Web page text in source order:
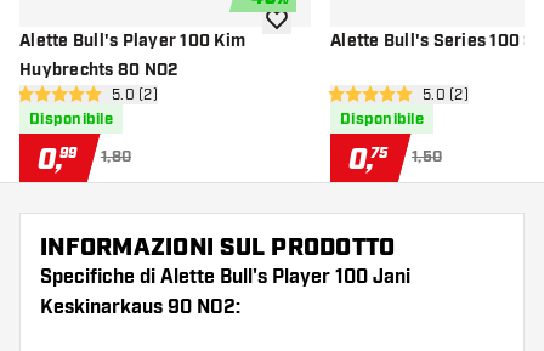
Alette Bull's Player 100 Kim
Huybrechts 80 NO2
apri pannello recensioni
5 stelle di valutazione
5.0 (2)
Disponibile
0,99 1,80
aggiungi alla lista dei desideri
Alette Bull's Series 100
apri pannello
5 stelle di valutazione
5.0 (2)
Disponibile
0,75 1,50
INFORMAZIONI SUL PRODOTTO
Specifiche di Alette Bull's Player 100 Jani
Keskinarkaus 90 NO2: